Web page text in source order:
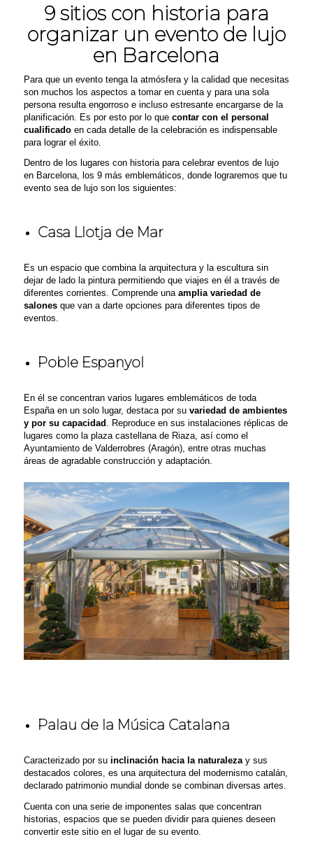
9sitios con historia para
organizar un evento de lujo
en Barcelona
Para que un evento tenga la atmósfera y la calidad que necesitas
son muchos los aspectos a tomar en cuenta y para una sola
persona resulta engorroso e incluso estresante encargarse de la
planificación. Es por esto por lo que contar con el personal
cualificado en cada detalle de la celebración es indispensable
para lograr el éxito.
Dentro de los lugares con historia para celebrar eventos de lujo
en Barcelona, los 9 más emblemáticos, donde lograremos que tu
evento sea de lujo son los siguientes:
Casa Llotja de Mar
Es un espacio que combina la arquitectura y la escultura sin
dejar de lado la pintura permitiendo que viajes en él a través de
diferentes corrientes. Comprende una amplia variedad de
salonesque van a darte opciones para diferentes tipos de
eventos.
Poble Espanyol
En él se concentran varios lugares emblemáticos de toda
España en un solo lugar, destaca por su variedad de ambientes
y por su capacidad . Reproduce en sus instalaciones réplicas de
lugares como la plaza castellana de Riaza, así como el
Ayuntamiento de Valderrobres (Aragón), entre otras muchas
áreas de agradable construcción y adaptación.
Palau de la Música Catalana
Caracterizado por su inclinación hacia la naturalezay sus
destacados colores, es una arquitectura del modernismo catalán,
declarado patrimonio mundial donde se combinan diversas artes.
Cuenta con una serie de imponentes salas que concentran
historias , espacios que se pueden dividir para quienes deseen
convertir este sitio en el lugar de su evento.